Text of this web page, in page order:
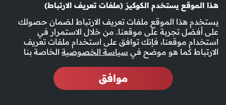
هذا الموقع يستخدم الكوكيز (ملفات تعريف الارتباط)
يستخدم هذا الموقع ملفات تعريف الارتباط لضمان حصولك
على أفضل تجربة على موقعنا. من خلال الاستمرار في
استخدام موقعنا، فإنك توافق على استخدام ملفات تعريف
الارتباط كما هو موضح في سياسة الخصوصية الخاصة بنا
موافق